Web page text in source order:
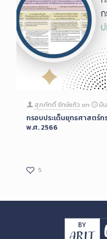
สุภภักดิ์ รักษ์แก้ว on มี
กรอบประเด็นยุทธศาสตร์ก
พ.ศ. 2566
5